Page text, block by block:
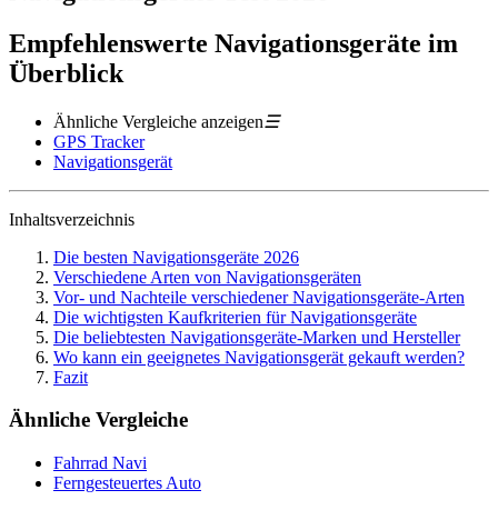
Empfehlenswerte Navigationsgeräte im
Überblick
Ähnliche Vergleiche anzeigen☰
GPS Tracker
Navigationsgerät
Inhaltsverzeichnis
Die besten Navigationsgeräte 2026
Verschiedene Arten von Navigationsgeräten
Vor- und Nachteile verschiedener Navigationsgeräte-Arten
Die wichtigsten Kaufkriterien für Navigationsgeräte
Die beliebtesten Navigationsgeräte-Marken und Hersteller
Wo kann ein geeignetes Navigationsgerät gekauft werden?
Fazit
Ähnliche Vergleiche
Fahrrad Navi
Ferngesteuertes Auto